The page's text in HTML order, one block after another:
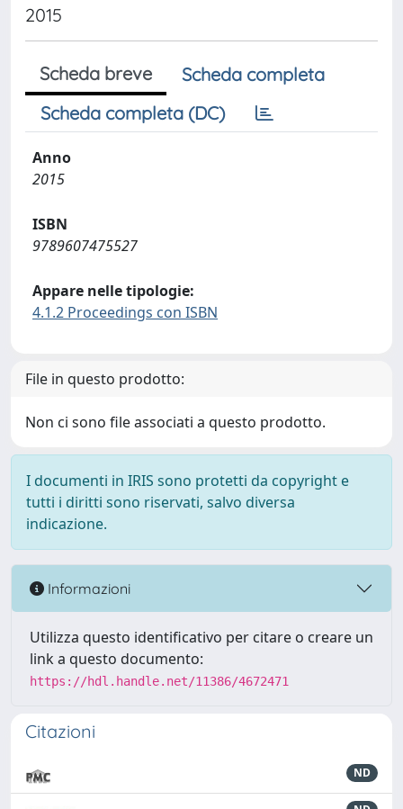
2015
Scheda breve
Scheda completa
Scheda completa (DC)
Anno
2015
ISBN
9789607475527
Appare nelle tipologie:
4.1.2 Proceedings con ISBN
File in questo prodotto:
Non ci sono file associati a questo prodotto.
I documenti in IRIS sono protetti da copyright e
tutti i diritti sono riservati, salvo diversa
indicazione.
Informazioni
Utilizza questo identificativo per citare o creare un
link a questo documento:
https://hdl.handle.net/11386/4672471
Citazioni
ND